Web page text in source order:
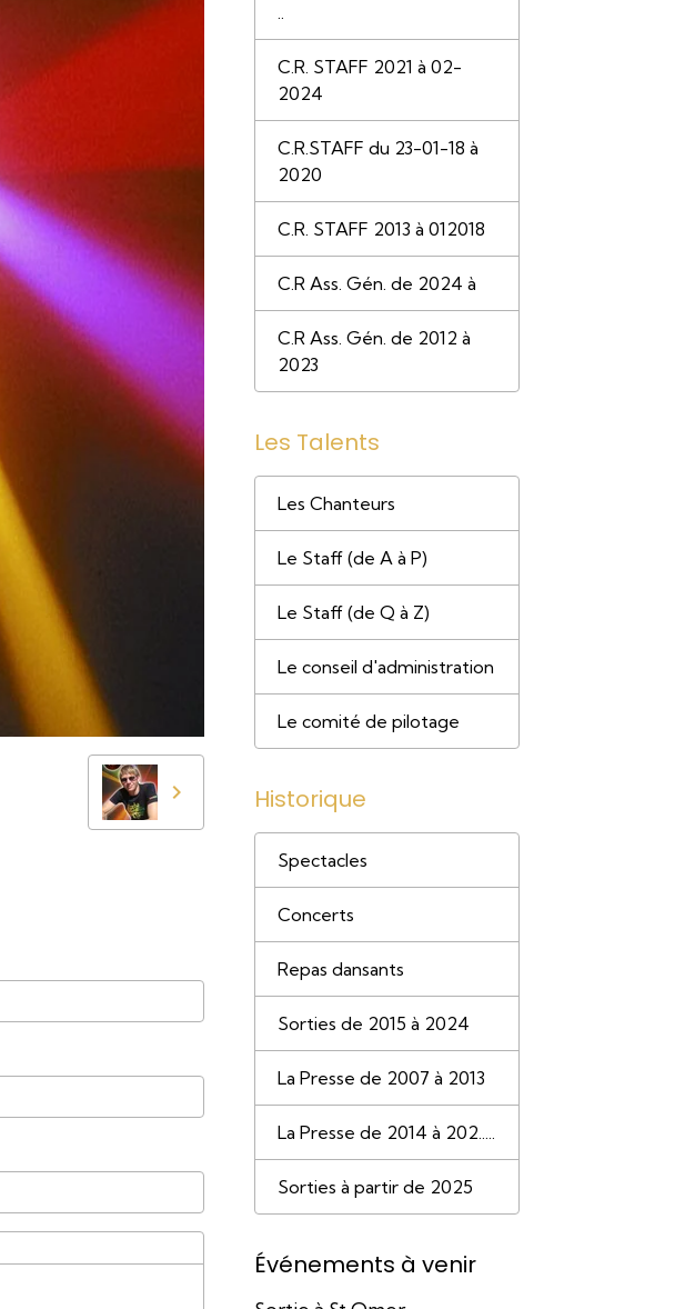
..
C.R. STAFF 2021 à 02-
2024
C.R.STAFF du 23-01-18 à
2020
C.R. STAFF 2013 à 012018
C.R Ass. Gén. de 2024 à
C.R Ass. Gén. de 2012 à
2023
Les Talents
Les Chanteurs
Le Staff (de A à P)
Le Staff (de Q à Z)
Le conseil d'administration
Le comité de pilotage
Historique
Spectacles
Concerts
Repas dansants
Sorties de 2015 à 2024
La Presse de 2007 à 2013
La Presse de 2014 à 202.....
Sorties à partir de 2025
Événements à venir